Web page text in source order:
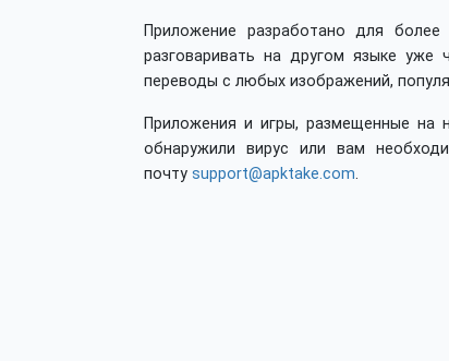
Приложение разработано для
разговаривать на другом языке уже
переводы с любых изображений,
Приложения и игры, размещенные на
обнаружили вирус или вам
почту support@apktake.com.